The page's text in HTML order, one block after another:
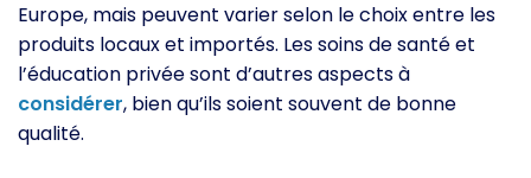
Europe, mais peuvent varier selon le choix entre les
produits locaux et importés. Les soins de santé et
l’éducation privée sont d’autres aspects à
considérer, bien qu’ils soient souvent de bonne
qualité.